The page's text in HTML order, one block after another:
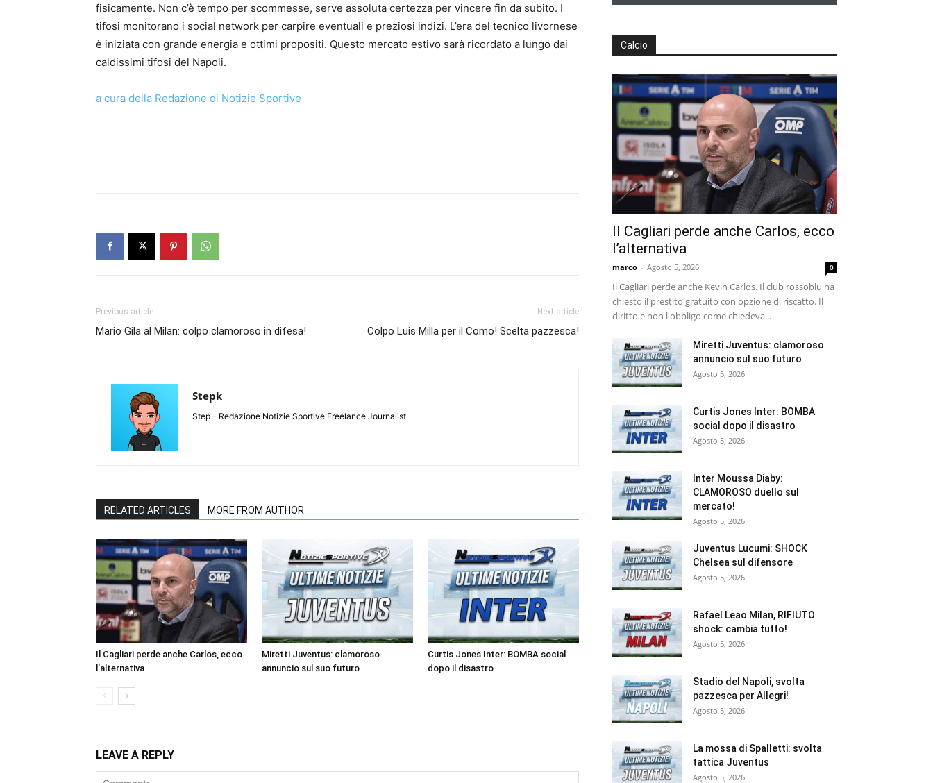
fisicamente. Non c’è tempo per scommesse, serve assoluta certezza per vincere fin da subito. I
tifosi monitorano i social network per carpire eventuali e preziosi indizi. L’era del tecnico livornese
è iniziata con grande energia e ottimi propositi. Questo mercato estivo sarà ricordato a lungo dai
caldissimi tifosi del Napoli.
a cura della Redazione di Notizie Sportive
Previous article
Mario Gila al Milan: colpo clamoroso in difesa!
Next article
Colpo Luis Milla per il Como! Scelta pazzesca!
Stepk
Step - Redazione Notizie Sportive Freelance Journalist
RELATED ARTICLES MORE FROM AUTHOR
Il Cagliari perde anche Carlos, ecco
l’alternativa
Miretti Juventus: clamoroso
annuncio sul suo futuro
Curtis Jones Inter: BOMBA social
dopo il disastro
LEAVE A REPLY
Calcio
Il Cagliari perde anche Carlos, ecco
l’alternativa
marco - Agosto 5, 2026 0
Il Cagliari perde anche Kevin Carlos. Il club rossoblu ha
chiesto il prestito gratuito con opzione di riscatto. Il
diritto e non l'obbligo come chiedeva...
Miretti Juventus: clamoroso
annuncio sul suo futuro
Agosto 5, 2026
Curtis Jones Inter: BOMBA
social dopo il disastro
Agosto 5, 2026
Inter Moussa Diaby:
CLAMOROSO duello sul
mercato!
Agosto 5, 2026
Juventus Lucumi: SHOCK
Chelsea sul difensore
Agosto 5, 2026
Rafael Leao Milan, RIFIUTO
shock: cambia tutto!
Agosto 5, 2026
Stadio del Napoli, svolta
pazzesca per Allegri!
Agosto 5, 2026
La mossa di Spalletti: svolta
tattica Juventus
Agosto 5, 2026